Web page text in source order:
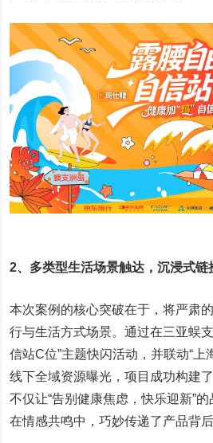
2、 多类型生活场景触达，沉浸式链
本次案例的核心突破在于，将严肃
行与生活方式场景。通过在三亚蜈
信站C位”主题快闪活动，并联动“上
线下全域资源曝光，项目成功构建
不仅让“告别健康焦虑，快乐迎新”
在情感共鸣中，巧妙传递了产品背后